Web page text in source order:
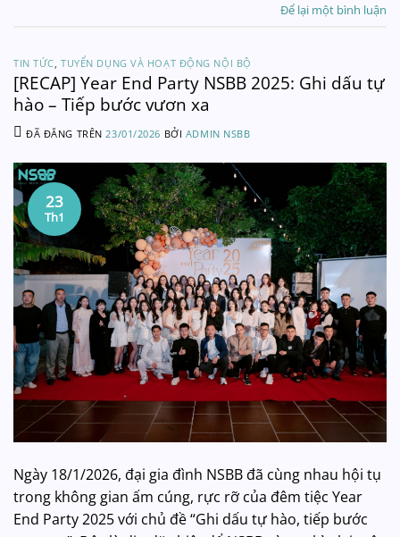
Để lại một bình luận
TIN TỨC ,TUYỂN DỤNG VÀ HOẠT ĐỘNG NỘI BỘ
[RECAP] Year End Party NSBB 2025: Ghi dấu tự
hào – Tiếp bước vươn xa
ĐÃ ĐĂNG TRÊN 23/01/2026 BỞI ADMIN NSBB
23
Th1
Ngày 18/1/2026, đại gia đình NSBB đã cùng nhau hội tụ
trong không gian ấm cúng, rực rỡ của đêm tiệc Year
End Party 2025 với chủ đề “Ghi dấu tự hào, tiếp bước